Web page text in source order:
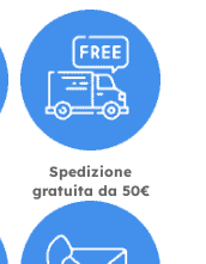
Spedizione
gratuita da 50€